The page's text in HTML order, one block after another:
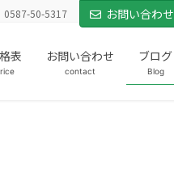
0587-50-5317 お問い合わせ
表 お問い合わせ
contact
ブログ
Blog